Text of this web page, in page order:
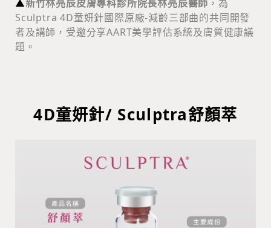
▲新竹林亮辰皮膚專科診所院長林亮辰醫師 ，為
Sculptra 4D童妍針國際原廠-減齡三部曲的共同開發
者及講師，受邀分享AART美學評估系統及膚質健康議
題。
4D童妍針/ Sculptra舒顏萃